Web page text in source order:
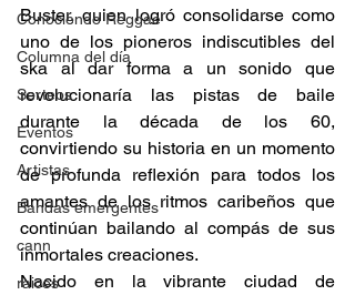
Conociendo Reggae
Columna del día
Sorteos
Eventos
Artistas
Bandas emergentes
cann
raices
Buster, quien logró consolidarse como
uno de los pioneros indiscutibles del
ska al dar forma a un sonido que
revolucionaría las pistas de baile
durante la década de los 60,
convirtiendo su historia en un momento
de profunda reflexión para todos los
amantes de los ritmos caribeños que
continúan bailando al compás de sus
inmortales creaciones.
Nacido en la vibrante ciudad de